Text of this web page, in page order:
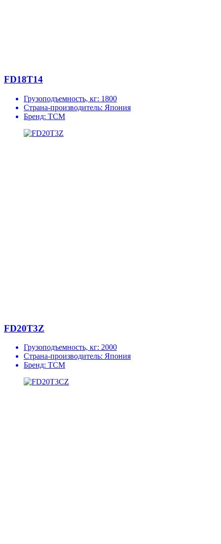
FD18T14
Грузоподъемность, кг: 1800
Страна-производитель: Япония
Бренд: TCM
FD20T3Z
Грузоподъемность, кг: 2000
Страна-производитель: Япония
Бренд: TCM